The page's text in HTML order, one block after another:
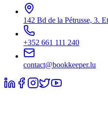
142 Bd de la Pétrusse, 3.
+352 661 111 240
contact@bookkeeper.lu